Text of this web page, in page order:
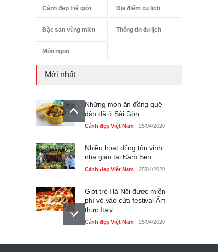
Cảnh đẹp thế giới Địa điểm du lịch
Đặc sản vùng miền Thông tin du lịch
Món ngon
Mới nhất
Những món ăn đồng quê
dân dã ở Sài Gòn
Cảnh đẹp Việt Nam 25/04/2020
Nhiều hoạt động tôn vinh
nhà giáo tại Đầm Sen
Cảnh đẹp Việt Nam 25/04/2020
Giới trẻ Hà Nội được miễn
phí vé vào cửa festival Ẩm
thực Italy
Cảnh đẹp Việt Nam 25/04/2020
Tam giác mạch khoe sắc